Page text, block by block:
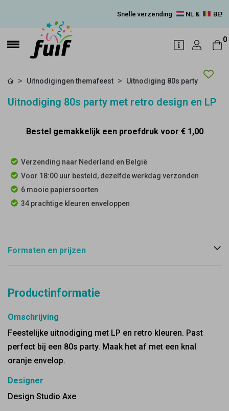
Snelle verzending NL & BE!
0
Uitnodigingen themafeest Uitnodiging 80s party
Uitnodiging 80s party met retro design en LP
Bestel gemakkelijk een proefdruk voor € 1,00
Verzending naar Nederland en België
Voor 18:00 uur besteld, dezelfde werkdag verzonden
6 mooie papiersoorten
34 prachtige kleuren enveloppen
Formaten en prijzen
Productinformatie
Omschrijving
Feestelijke uitnodiging met LP en retro kleuren. Past
perfect bij een 80s party. Maak het af met een knal
oranje envelop.
Designer
Design Studio Axe